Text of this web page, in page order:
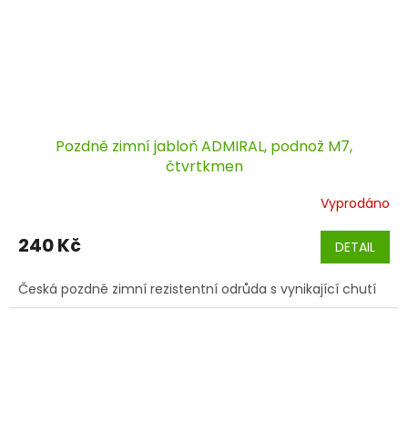
Pozdně zimní jabloň ADMIRAL, podnož M7,
čtvrtkmen
Vyprodáno
240 Kč DETAIL
Česká pozdně zimní rezistentní odrůda s vynikající chutí